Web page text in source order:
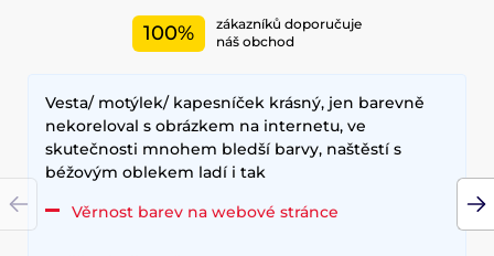
100%
zákazníků doporučuje
náš obchod
Vesta/ motýlek/ kapesníček krásný, jen barevně
nekoreloval s obrázkem na internetu, ve
skutečnosti mnohem bledší barvy, naštěstí s
béžovým oblekem ladí i tak
Věrnost barev na webové stránce